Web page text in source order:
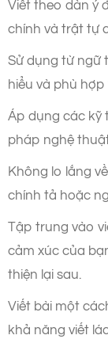
Viết theo dàn ý
chính và trật tự
Sử dụng từ ngữ
hiểu và phù hợp
Áp dụng các kỹ
pháp nghệ
Không lo lắng
chính tả hoặc
Tập trung vào
cảm xúc của
thiện lại sau.
Viết bài một
khả năng viết